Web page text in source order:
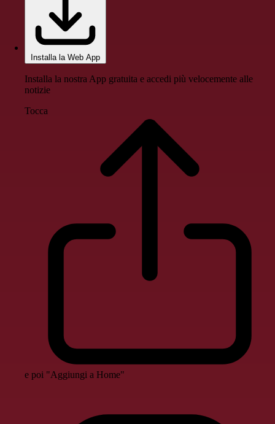
Installa la Web App
Installa la nostra App gratuita e accedi più velocemente alle
notizie
Tocca
e poi "Aggiungi a Home"